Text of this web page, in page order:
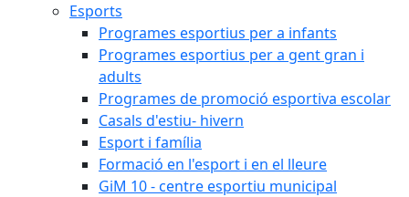
Esports
Programes esportius per a infants
Programes esportius per a gent gran i
adults
Programes de promoció esportiva escolar
Casals d'estiu- hivern
Esport i família
Formació en l'esport i en el lleure
GiM 10 - centre esportiu municipal